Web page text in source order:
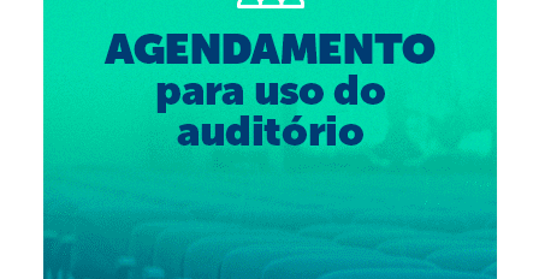
Procedimento para registro
Clube de Vantagens
Valores dos serviços
Reserva de auditório
Notícias
Ouvidoria